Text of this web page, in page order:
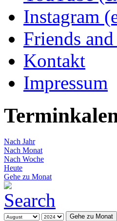
Instagram
Friends
Kontakt
Impressum
Nach Jahr
Nach Monat
Nach Woche
Heute
Gehe zu Monat
Gehe zu Monat